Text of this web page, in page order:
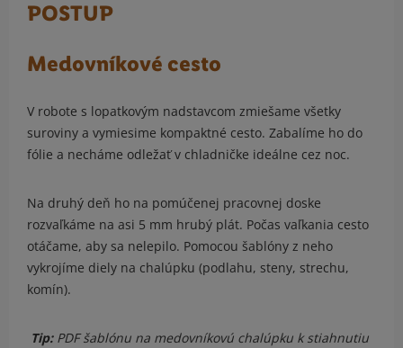
POSTUP
Medovníkové cesto
V robote s lopatkovým nadstavcom zmiešame všetky
suroviny a vymiesime kompaktné cesto. Zabalíme ho do
fólie a necháme odležať v chladničke ideálne cez noc.
Na druhý deň ho na pomúčenej pracovnej doske
rozvaľkáme na asi 5 mm hrubý plát. Počas vaľkania cesto
otáčame, aby sa nelepilo. Pomocou šablóny z neho
vykrojíme diely na chalúpku (podlahu, steny, strechu,
komín).
Tip: PDF šablónu na medovníkovú chalúpku k stiahnutiu